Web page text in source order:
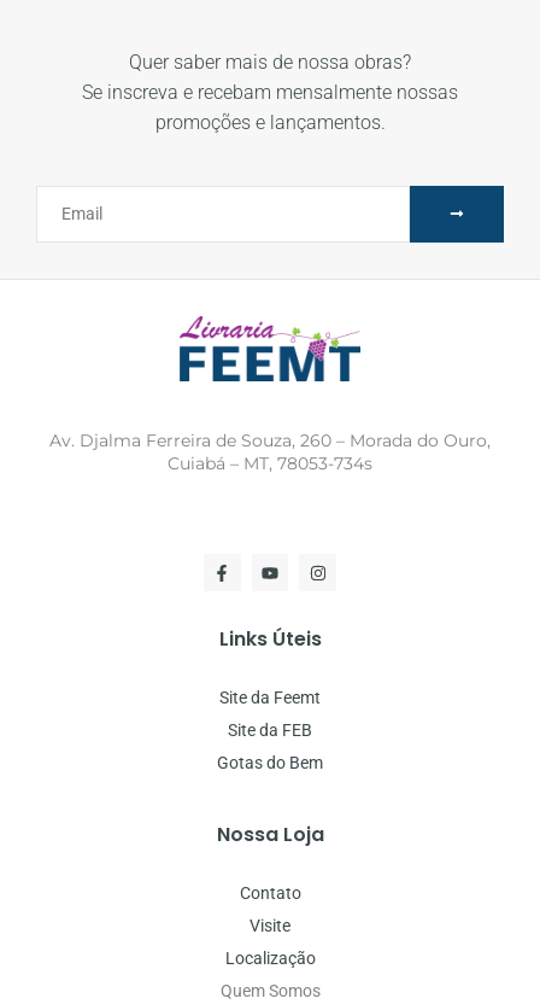
Quer saber mais de nossa obras?
Se inscreva e recebam mensalmente nossas
promoções e lançamentos.
Av. Djalma Ferreira de Souza, 260 – Morada do Ouro,
Cuiabá – MT, 78053-734s
Links Úteis
Site da Feemt
Site da FEB
Gotas do Bem
Nossa Loja
Contato
Visite
Localização
Quem Somos